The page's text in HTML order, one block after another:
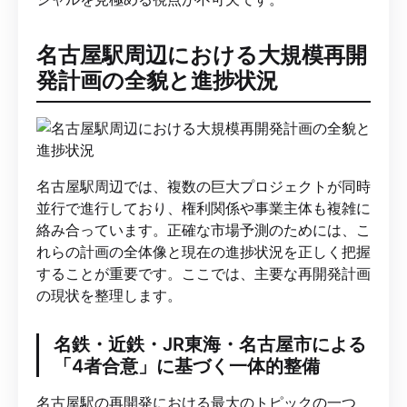
名古屋駅周辺における大規模再開
発計画の全貌と進捗状況
名古屋駅周辺では、複数の巨大プロジェクトが同時
並行で進行しており、権利関係や事業主体も複雑に
絡み合っています。正確な市場予測のためには、こ
れらの計画の全体像と現在の進捗状況を正しく把握
することが重要です。ここでは、主要な再開発計画
の現状を整理します。
名鉄・近鉄・JR東海・名古屋市による
「4者合意」に基づく一体的整備
名古屋駅の再開発における最大のトピックの一つ